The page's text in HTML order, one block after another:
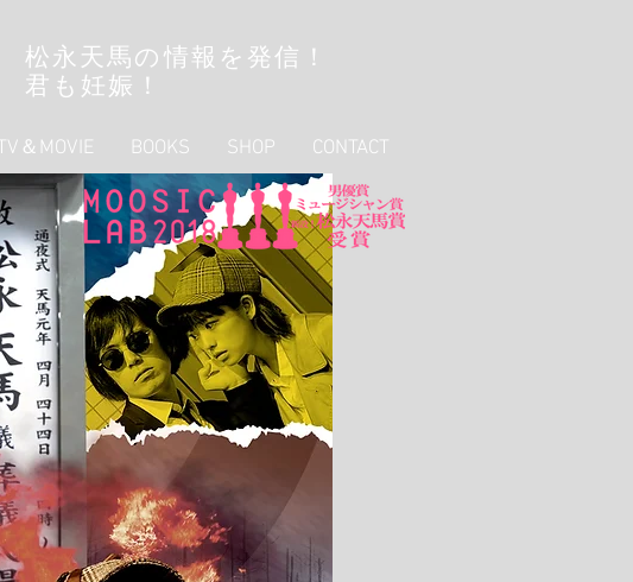
松永天馬の情報を発信！
君も妊娠！
TV＆MOVIE BOOKS SHOP CONTACT